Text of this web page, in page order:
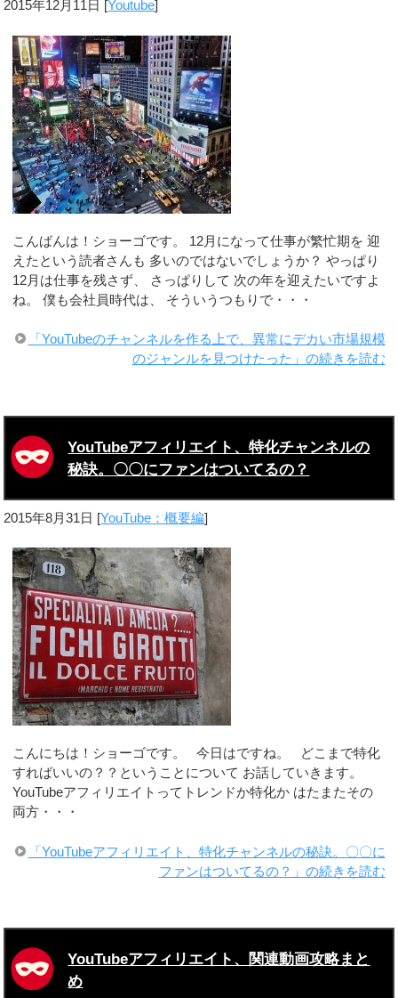
2015年12月11日 [Youtube]
こんばんは！ショーゴです。 12月になって仕事が繁忙期を 迎
えたという読者さんも 多いのではないでしょうか？ やっぱり
12月は仕事を残さず、 さっぱりして 次の年を迎えたいですよ
ね。 僕も会社員時代は、 そういうつもりで・・・
「YouTubeのチャンネルを作る上で、異常にデカい市場規模
のジャンルを見つけたった」の続きを読む
YouTubeアフィリエイト、特化チャンネルの
秘訣。〇〇にファンはついてるの？
2015年8月31日 [YouTube：概要編]
こんにちは！ショーゴです。 今日はですね。 どこまで特化
すればいいの？？ということについて お話していきます。
YouTubeアフィリエイトってトレンドか特化か はたまたその
両方・・・
「YouTubeアフィリエイト、特化チャンネルの秘訣。〇〇に
ファンはついてるの？」の続きを読む
YouTubeアフィリエイト、関連動画攻略まと
め